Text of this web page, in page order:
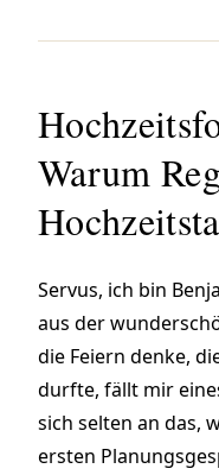
Warum
Servus, ich bin
aus der
die Feiern denke,
durfte, fällt mir
sich selten an das,
ersten